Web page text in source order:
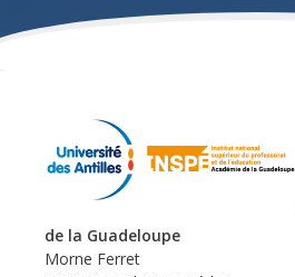
de la Guadeloupe
Morne Ferret